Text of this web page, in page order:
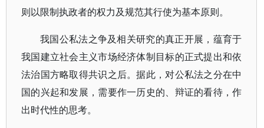
则以限制执政者的权力及规范其行使为基本原则。
我国公私法之争及相关研究的真正开展，蕴育于
我国建立社会主义市场经济体制目标的正式提出和依
法治国方略取得共识之后。据此，对公私法之分在中
国的兴起和发展，需要作一历史的、辩证的看待，作
出时代性的思考。